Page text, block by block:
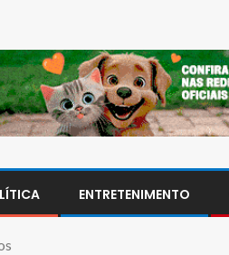
ENTRETENIMENTO